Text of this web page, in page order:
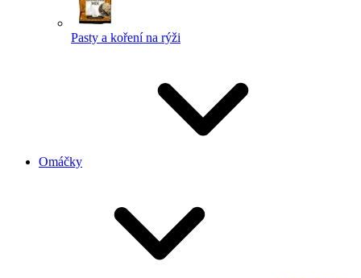
Pasty a koření na rýži
Omáčky